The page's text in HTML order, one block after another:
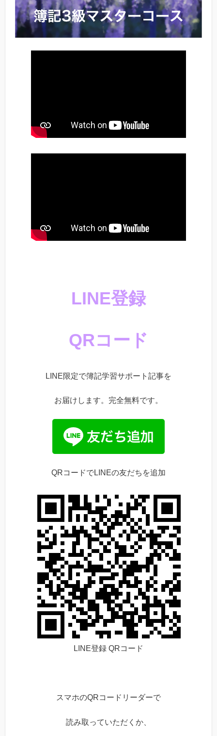
LINE登録
QRコード
LINE限定で簿記学習サポート記事を
お届けします。完全無料です。
QRコードでLINEの友だちを追加
LINE登録 QRコード
スマホのQRコードリーダーで
読み取っていただくか、